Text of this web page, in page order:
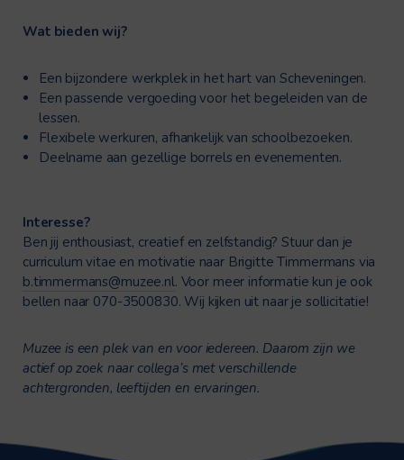
Wat bieden wij?
Een bijzondere werkplek in het hart van Scheveningen.
Een passende vergoeding voor het begeleiden van de
lessen.
Flexibele werkuren, afhankelijk van schoolbezoeken.
Deelname aan gezellige borrels en evenementen.
Interesse?
Ben jij enthousiast, creatief en zelfstandig? Stuur dan je
curriculum vitae en motivatie naar Brigitte Timmermans via
b.timmermans@muzee.nl. Voor meer informatie kun je ook
bellen naar 070-3500830. Wij kijken uit naar je sollicitatie!
Muzee is een plek van en voor iedereen. Daarom zijn we
actief op zoek naar collega’s met verschillende
achtergronden, leeftijden en ervaringen.